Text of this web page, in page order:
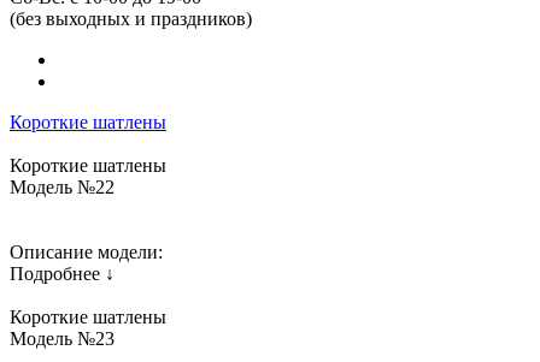
(без выходных и праздников)
Короткие шатлены
Короткие шатлены
Модель №22
Описание модели:
Подробнее ↓
Короткие шатлены
Модель №23